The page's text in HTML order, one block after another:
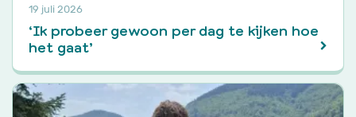
19 juli 2026
‘Ik probeer gewoon per dag te kijken hoe
het gaat’